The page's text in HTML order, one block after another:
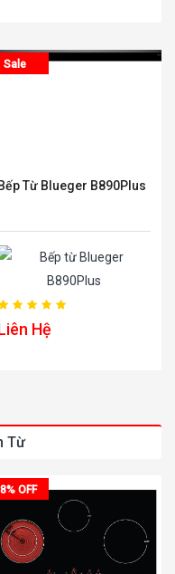
Sale
Bếp Từ Blueger B890Plus
Hệ
Từ
OFF